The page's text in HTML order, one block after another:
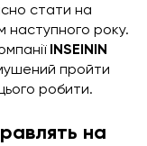
стати на
наступного року.
INSEININ
пройти
робити.
на